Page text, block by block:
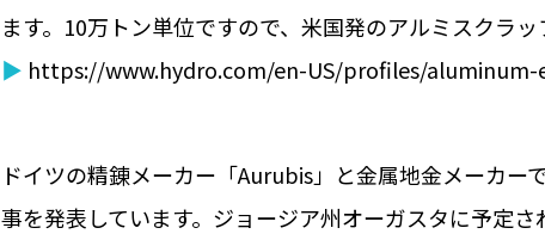
ます。10万トン単位ですので、米国発のアルミスクラッ
▶ https://www.hydro.com/en-US/profiles/
ドイツの精錬メーカー「Aurubis」と金属地金メーカー
事を発表しています。ジョージア州オーガスタに予定